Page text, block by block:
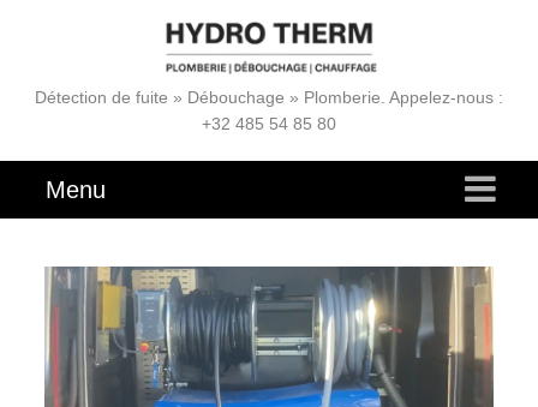
Détection de fuite » Débouchage » Plomberie. Appelez-nous :
+32 485 54 85 80
Menu